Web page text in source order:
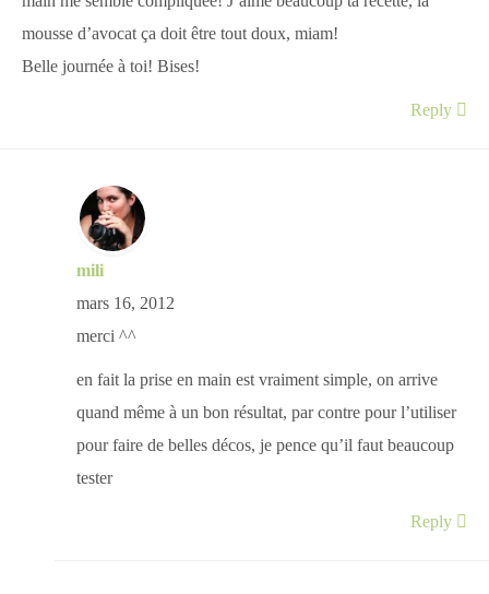
mousse d’avocat ça doit être tout doux, miam!
Belle journée à toi! Bises!
Reply
mili
mars 16, 2012
merci ^^
en fait la prise en main est vraiment simple, on arrive
quand même à un bon résultat, par contre pour l’utiliser
pour faire de belles décos, je pence qu’il faut beaucoup
tester
Reply